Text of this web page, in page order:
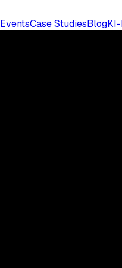
EventsCase StudiesBlog